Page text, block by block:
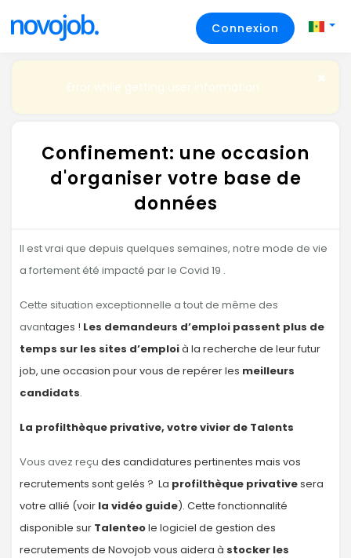
Connexion
Error while getting user information
Confinement: une occasion
d'organiser votre base de
données
Il est vrai que depuis quelques semaines, notre mode de vie
a fortement été impacté par le Covid 19 .
Cette situation exceptionnelle a tout de même des
avantages ! Les demandeurs d’emploi passent plus de
temps sur les sites d’emploià la recherche de leur futur
job, une occasion pour vous de repérer les meilleurs
candidats.
La profilthèque privative, votre vivier de Talents
Vous avez reçu des candidatures pertinentes mais vos
recrutements sont gelés ? La profilthèque privativesera
votre allié (voir la vidéo guide). Cette fonctionnalité
disponible sur Talenteole logiciel de gestion des
recrutements de Novojob vous aidera à stocker les